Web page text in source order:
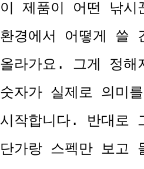
이 제품이 어떤 낚시
환경에서 어떻게 쓸
올라가요. 그게 정해
숫자가 실제로 의미를
시작합니다. 반대로
단가랑 스펙만 보고